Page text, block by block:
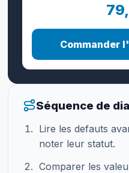
Commander
Séquence de
Lire les defauts
noter leur statut.
Comparer les